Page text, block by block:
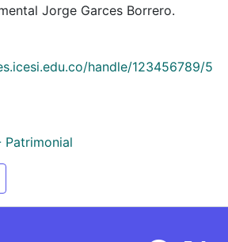
Jorge Garces Borrero.
handle/123456789/5
Patrimonial